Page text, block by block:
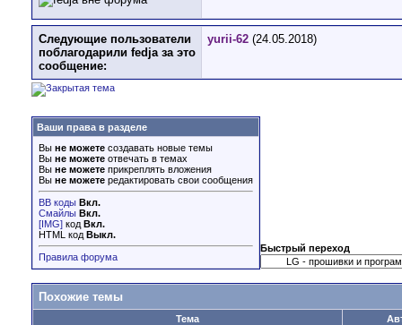
Следующие пользователи
поблагодарили fedja за это
сообщение:
yurii-62 (24.05.2018)
Ваши права в разделе
Вы не можете создавать новые темы
Вы не можете отвечать в темах
Вы не можете прикреплять вложения
Вы не можете редактировать свои сообщения
BB коды Вкл.
Смайлы Вкл.
[IMG] код Вкл.
HTML код Выкл.
Правила форума
Быстрый переход
Похожие темы
Тема